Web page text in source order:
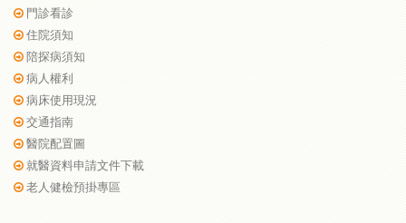
門診看診
住院須知
陪探病須知
病人權利
病床使用現況
交通指南
醫院配置圖
就醫資料申請文件下載
老人健檢預掛專區